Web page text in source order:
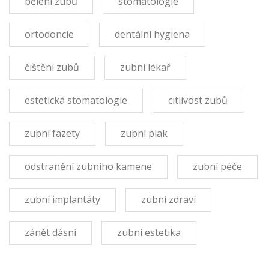
ortodoncie dentální hygiena
čištění zubů zubní lékař
estetická stomatologie citlivost zubů
zubní fazety zubní plak
odstranění zubního kamene zubní péče
zubní implantáty zubní zdraví
zánět dásní zubní estetika